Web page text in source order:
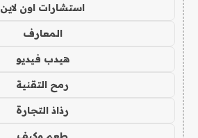
استشارات اون لاين
المعارف
هيدب فيديو
رمح التقنية
رذاذ التجارة